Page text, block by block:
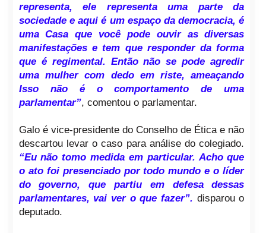
representa, ele representa uma parte da
sociedade e aqui é um espaço da democracia, é
uma Casa que você pode ouvir as diversas
manifestações e tem que responder da forma
que é regimental. Então não se pode agredir
uma mulher com dedo em riste, ameaçando
Isso não é o comportamento de uma
parlamentar”, comentou o parlamentar.
Galo é vice-presidente do Conselho de Ética e não
descartou levar o caso para análise do colegiado.
“Eu não tomo medida em particular. Acho que
o ato foi presenciado por todo mundo e o líder
do governo, que partiu em defesa dessas
parlamentares, vai ver o que fazer”. disparou o
deputado.